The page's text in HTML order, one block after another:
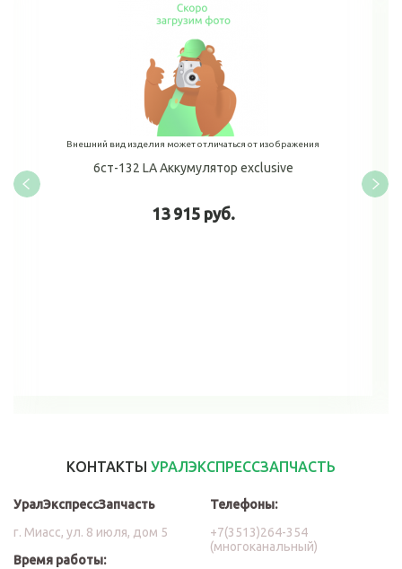
Внешний вид изделия может отличаться от изображения
6ст-132 LA Аккумулятор exclusive
13 915 руб.
КОНТАКТЫ УРАЛЭКСПРЕССЗАПЧАСТЬ
УралЭкспрессЗапчасть
г. Миасс, ул. 8 июля, дом 5
Время работы:
Телефоны:
+7(3513)264-354
(многоканальный)